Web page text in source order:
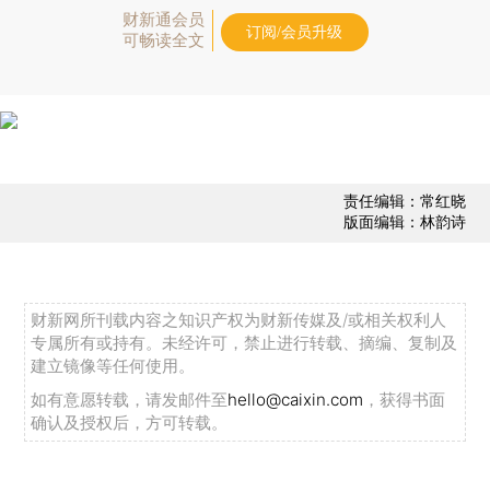
财新通会员
可畅读全文
订阅/会员升级
责任编辑：常红晓
版面编辑：林韵诗
财新网所刊载内容之知识产权为财新传媒及/或相关权利人
专属所有或持有。未经许可，禁止进行转载、摘编、复制及
建立镜像等任何使用。
如有意愿转载，请发邮件至hello@caixin.com ，获得书面
确认及授权后，方可转载。